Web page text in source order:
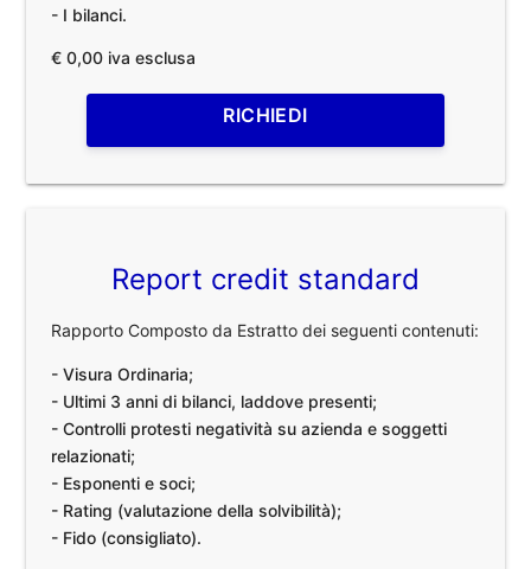
- I bilanci.
€ 0,00 iva esclusa
RICHIEDI
Report credit standard
Rapporto Composto da Estratto dei seguenti contenuti:
- Visura Ordinaria;
- Ultimi 3 anni di bilanci, laddove presenti;
- Controlli protesti negatività su azienda e soggetti
relazionati;
- Esponenti e soci;
- Rating (valutazione della solvibilità);
- Fido (consigliato).